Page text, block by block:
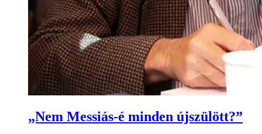
„Nem Messiás-é minden újszülött?”